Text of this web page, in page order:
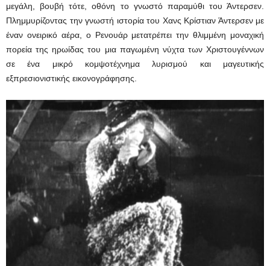
μεγάλη, βουβή τότε, οθόνη το γνωστό παραμύθι του Άντερσεν.
Πλημμυρίζοντας την γνωστή ιστορία του Χανς Κρίστιαν Άντερσεν με
έναν ονειρικό αέρα, ο Ρενουάρ μετατρέπει την θλιμμένη μοναχική
πορεία της ηρωίδας του μια παγωμένη νύχτα των Χριστουγέννων
σε ένα μικρό κομψοτέχνημα λυρισμού και μαγευτικής
εξπρεσιονιστικής εικονογράφησης.